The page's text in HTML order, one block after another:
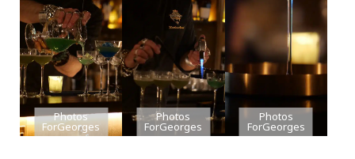
Photos
ForGeorges
Photos
ForGeorges
Photos
ForGeorges